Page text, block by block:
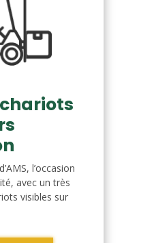
l’occasion
avec un très
visibles sur